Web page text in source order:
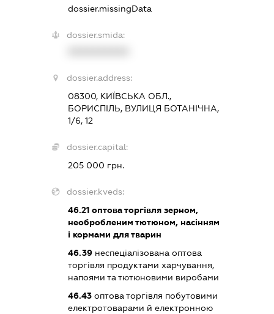
dossier.missingData
dossier.smida:
dossier.address:
08300, КИЇВСЬКА ОБЛ.,
БОРИСПІЛЬ, ВУЛИЦЯ БОТАНІЧНА,
1/6, 12
dossier.capital:
205 000 грн.
dossier.kveds:
46.21 оптова торгівля зерном,
необробленим тютюном, насінням
і кормами для тварин
46.39 неспеціалізована оптова
торгівля продуктами харчування,
напоями та тютюновими виробами
46.43 оптова торгівля побутовими
електротоварами й електронною